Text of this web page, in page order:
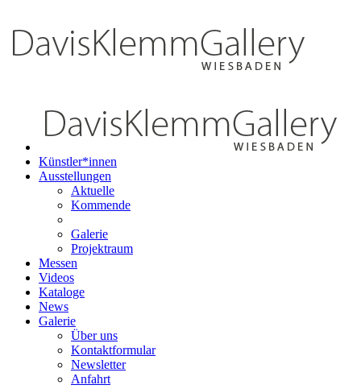
Künstler*innen
Ausstellungen
Aktuelle
Kommende
Galerie
Projektraum
Messen
Videos
Kataloge
News
Galerie
Über uns
Kontaktformular
Newsletter
Anfahrt